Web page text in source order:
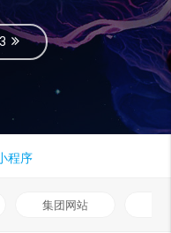
程序
集团网站